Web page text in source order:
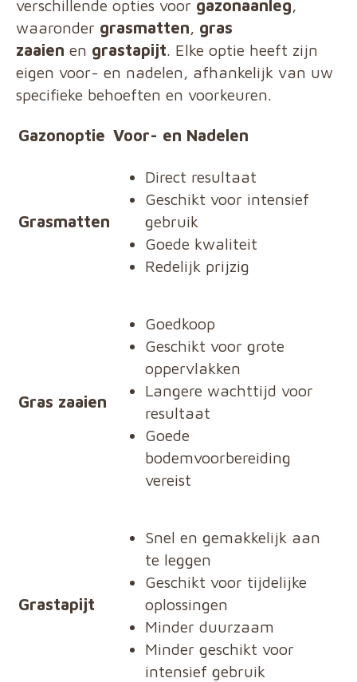
verschillende opties voor gazonaanleg,
waaronder grasmatten, gras
zaaien en grastapijt. Elke optie heeft zijn
eigen voor- en nadelen, afhankelijk van uw
specifieke behoeften en voorkeuren.
Gazonoptie Voor- en Nadelen
Grasmatten
Direct resultaat
Geschikt voor intensief
gebruik
Goede kwaliteit
Redelijk prijzig
Gras zaaien
Goedkoop
Geschikt voor grote
oppervlakken
Langere wachttijd voor
resultaat
Goede
bodemvoorbereiding
vereist
Grastapijt
Snel en gemakkelijk aan
te leggen
Geschikt voor tijdelijke
oplossingen
Minder duurzaam
Minder geschikt voor
intensief gebruik